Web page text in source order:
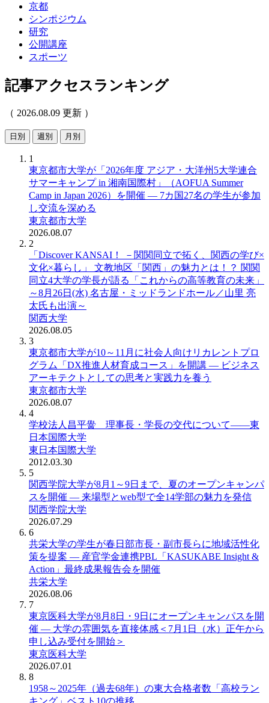
京都
シンポジウム
研究
公開講座
スポーツ
記事アクセスランキング
（ 2026.08.09 更新 ）
日別 週別 月別
1
東京都市大学が「2026年度 アジア・大洋州5大学連合
サマーキャンプ in 湘南国際村」（AOFUA Summer
Camp in Japan 2026）を開催 ― 7カ国27名の学生が参加
し交流を深める
東京都市大学
2026.08.07
2
「Discover KANSAI！ －関関同立で拓く、関西の学び×
文化×暮らし」 文教地区「関西」の魅力とは！？ 関関
同立4大学の学長が語る「これからの高等教育の未来」
～8月26日(水) 名古屋・ミッドランドホール／山里 亮
太氏も出演～
関西大学
2026.08.05
3
東京都市大学が10～11月に社会人向けリカレントプロ
グラム「DX推進人材育成コース」を開講 ― ビジネス
アーキテクトとしての思考と実践力を養う
東京都市大学
2026.08.07
4
学校法人昌平黌 理事長・学長の交代について――東
日本国際大学
東日本国際大学
2012.03.30
5
関西学院大学が8月1～9日まで、夏のオープンキャンパ
スを開催 ― 来場型とweb型で全14学部の魅力を発信
関西学院大学
2026.07.29
6
共栄大学の学生が春日部市長・副市長らに地域活性化
策を提案 ― 産官学金連携PBL「KASUKABE Insight &
Action」最終成果報告会を開催
共栄大学
2026.08.06
7
東京医科大学が8月8日・9日にオープンキャンパスを開
催 ― 大学の雰囲気を直接体感＜7月1日（水）正午から
申し込み受付を開始＞
東京医科大学
2026.07.01
8
1958～2025年（過去68年）の東大合格者数「高校ラン
キング」ベスト10の推移